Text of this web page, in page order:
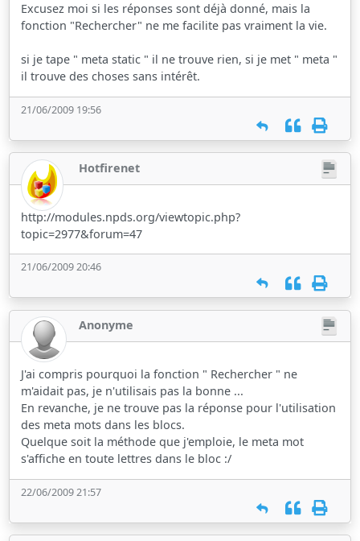
Excusez moi si les réponses sont déjà donné, mais la
fonction "Rechercher" ne me facilite pas vraiment la vie.
si je tape " meta static " il ne trouve rien, si je met " meta "
il trouve des choses sans intérêt.
21/06/2009 19:56
Hotfirenet
http://modules.npds.org/viewtopic.php?
topic=2977&forum=47
21/06/2009 20:46
Anonyme
J'ai compris pourquoi la fonction " Rechercher " ne
m'aidait pas, je n'utilisais pas la bonne ...
En revanche, je ne trouve pas la réponse pour l'utilisation
des meta mots dans les blocs.
Quelque soit la méthode que j'emploie, le meta mot
s'affiche en toute lettres dans le bloc :/
22/06/2009 21:57